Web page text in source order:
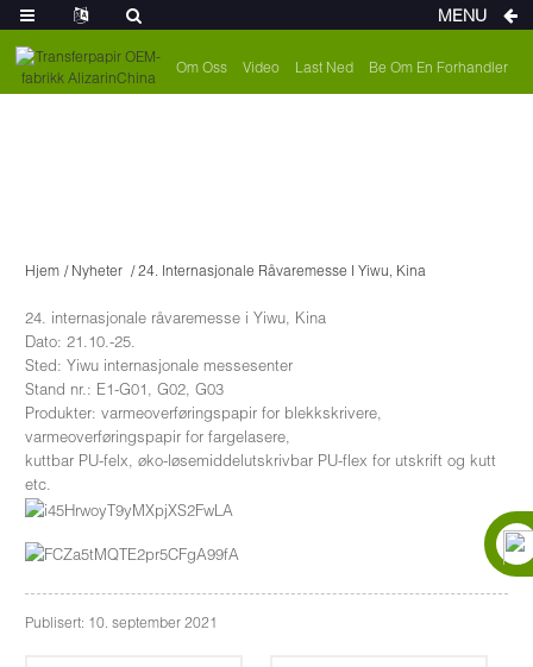
Om Oss Video Last Ned Be Om En Forhandler
Hjem Nyheter 24. Internasjonale Råvaremesse I Yiwu, Kina
24. internasjonale råvaremesse i Yiwu, Kina
Dato: 21.10.-25.
Sted: Yiwu internasjonale messesenter
Stand nr.: E1-G01, G02, G03
Produkter: varmeoverføringspapir for blekkskrivere,
varmeoverføringspapir for fargelasere,
kuttbar PU-felx, øko-løsemiddelutskrivbar PU-flex for utskrift og kutt
etc.
Publisert: 10. september 2021
MENU